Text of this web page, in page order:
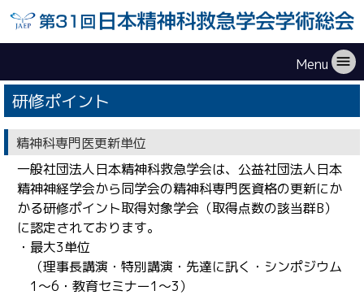
Menu menu
研修ポイント
精神科専門医更新単位
一般社団法人日本精神科救急学会は、公益社団法人日本
精神神経学会から同学会の精神科専門医資格の更新にか
かる研修ポイント取得対象学会（取得点数の該当群B）
に認定されております。
・最大3単位
（理事長講演・特別講演・先達に訊く・シンポジウム
1～6・教育セミナー1〜3）